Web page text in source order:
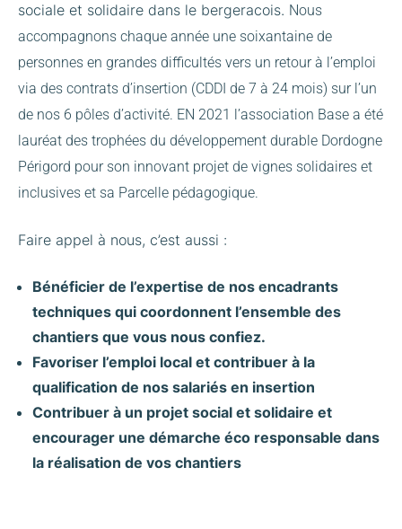
sociale et solidaire dans le bergeracois. Nous
accompagnons chaque année une soixantaine de
personnes en grandes difficultés vers un retour à l’emploi
via des contrats d’insertion (CDDI de 7 à 24 mois) sur l’un
de nos 6 pôles d’activité. EN 2021 l’association Base a été
lauréat des trophées du développement durable Dordogne
Périgord pour son innovant projet de vignes solidaires et
inclusives et sa Parcelle pédagogique.
Faire appel à nous, c’est aussi :
Bénéficier de l’expertise de nos encadrants
techniques qui coordonnent l’ensemble des
chantiers que vous nous confiez.
Favoriser l’emploi local et contribuer à la
qualification de nos salariés en insertion
Contribuer à un projet social et solidaire et
encourager une démarche éco responsable dans
la réalisation de vos chantiers